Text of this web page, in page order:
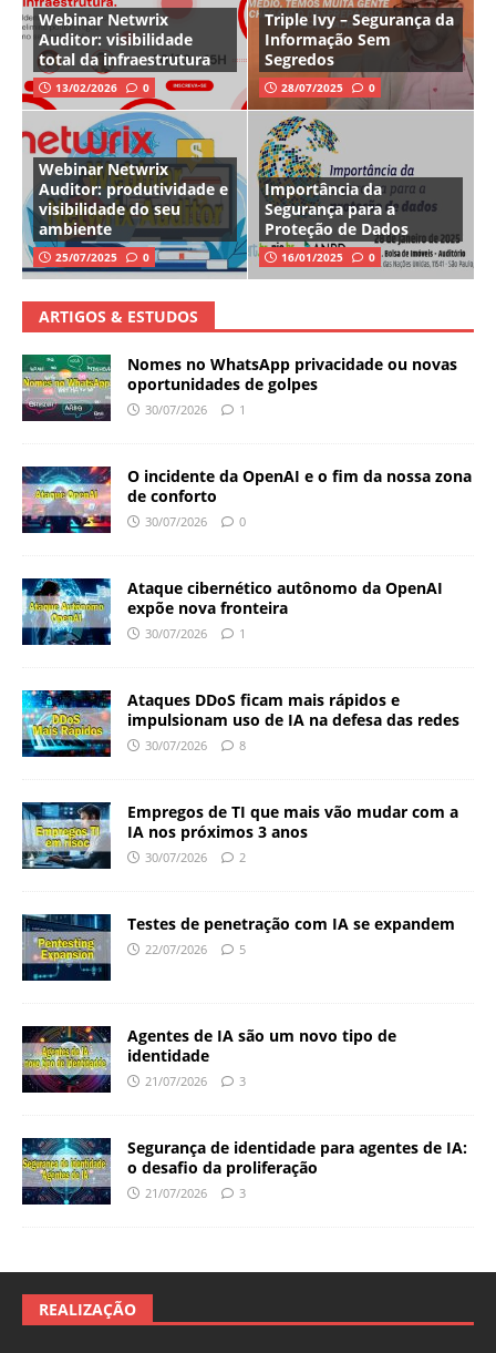
Webinar Netwrix
Auditor: visibilidade
total da infraestrutura
13/02/2026 0
Triple Ivy – Segurança da
Informação Sem
Segredos
28/07/2025 0
Webinar Netwrix
Auditor: produtividade e
visibilidade do seu
ambiente
25/07/2025 0
Importância da
Segurança para a
Proteção de Dados
16/01/2025 0
ARTIGOS & ESTUDOS
Nomes no WhatsApp privacidade ou novas
oportunidades de golpes
30/07/2026 1
O incidente da OpenAI e o fim da nossa zona
de conforto
30/07/2026 0
Ataque cibernético autônomo da OpenAI
expõe nova fronteira
30/07/2026 1
Ataques DDoS ficam mais rápidos e
impulsionam uso de IA na defesa das redes
30/07/2026 8
Empregos de TI que mais vão mudar com a
IA nos próximos 3 anos
30/07/2026 2
Testes de penetração com IA se expandem
22/07/2026 5
Agentes de IA são um novo tipo de
identidade
21/07/2026 3
Segurança de identidade para agentes de IA:
o desafio da proliferação
21/07/2026 3
REALIZAÇÃO